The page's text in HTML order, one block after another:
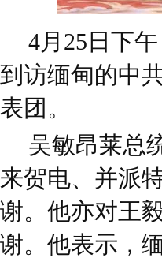
4月25日下
到访缅甸的中
表团。
吴敏昂莱总
来贺电、并派
谢。他亦对王
谢。他表示，